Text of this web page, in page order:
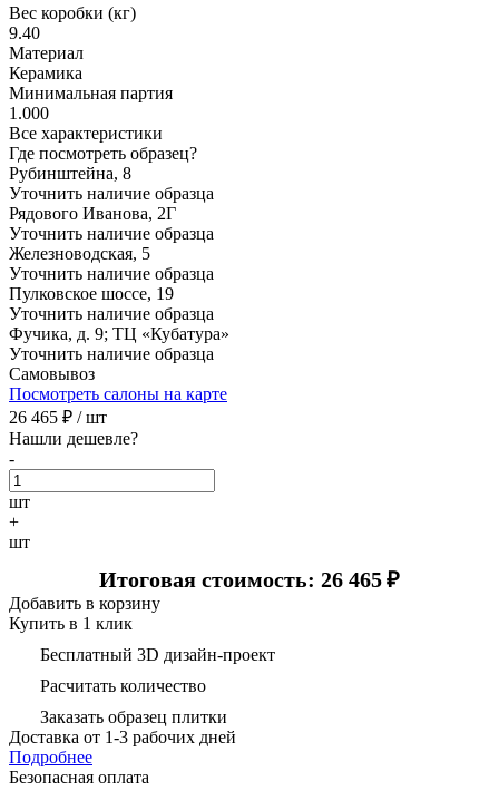
Вес коробки (кг)
9.40
Материал
Керамика
Минимальная партия
1.000
Все характеристики
Где посмотреть образец?
Рубинштейна, 8
Уточнить наличие образца
Рядового Иванова, 2Г
Уточнить наличие образца
Железноводская, 5
Уточнить наличие образца
Пулковское шоссе, 19
Уточнить наличие образца
Фучика, д. 9; ТЦ «Кубатура»
Уточнить наличие образца
Самовывоз
Посмотреть салоны на карте
26 465 ₽ /шт
Нашли дешевле?
-
шт
+
шт
Итоговая стоимость: 26 465₽
Добавить в корзину
Купить в 1 клик
Бесплатный 3D дизайн-проект
Расчитать количество
Заказать образец плитки
Доставка от 1-3 рабочих дней
Подробнее
Безопасная оплата